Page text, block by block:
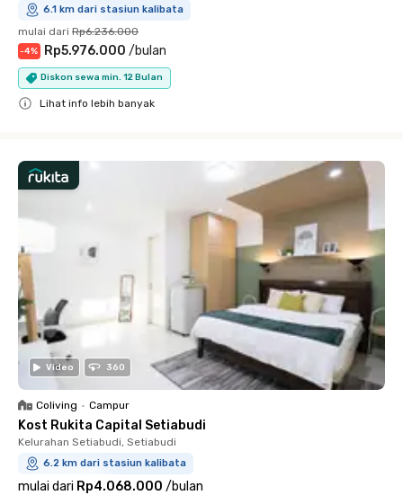
6.1 km dari stasiun kalibata
mulai dari Rp6.236.000
-4% Rp5.976.000 /bulan
Diskon sewa min. 12 Bulan
Lihat info lebih banyak
Video 360
Coliving • Campur
Kost Rukita Capital Setiabudi
Kelurahan Setiabudi, Setiabudi
6.2 km dari stasiun kalibata
mulai dari Rp4.068.000 /bulan